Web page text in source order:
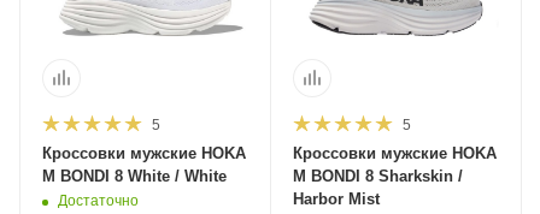
5
Кроссовки мужские HOKA
M BONDI 8 White / White
Достаточно
5
Кроссовки мужские HOKA
M BONDI 8 Sharkskin /
Harbor Mist